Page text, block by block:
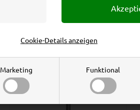
Marketing Funktional
Cookie-Details anzeigen